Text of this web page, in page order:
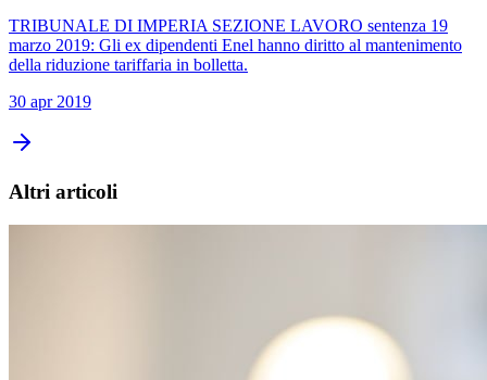
TRIBUNALE DI IMPERIA SEZIONE LAVORO sentenza 19
marzo 2019: Gli ex dipendenti Enel hanno diritto al mantenimento
della riduzione tariffaria in bolletta.
30 apr 2019
Altri articoli